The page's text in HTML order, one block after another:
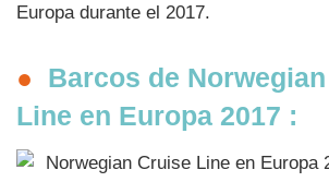
Europa durante el 2017.
● Barcos de
Line en Europa 2017 :